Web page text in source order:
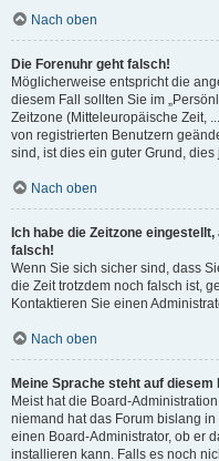
Nach oben
Die Forenuhr geht falsch!
Möglicherweise entspricht die
diesem Fall sollten Sie im
Zeitzone (Mitteleuropäische Zeit,
von registrierten Benutzern
sind, ist dies ein guter Grund, dies
Nach oben
Ich habe die Zeitzone
falsch!
Wenn Sie sich sicher sind, dass
die Zeit trotzdem noch falsch ist,
Kontaktieren Sie einen
Nach oben
Meine Sprache steht auf
Meist hat die Board-
niemand hat das Forum bislang
einen Board-Administrator, ob er
installieren kann. Falls es noch